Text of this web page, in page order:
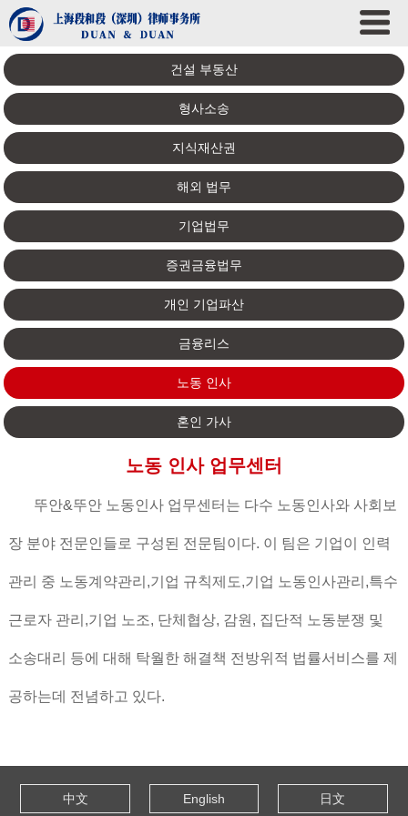
건설 부동산
형사소송
지식재산권
해외 법무
기업법무
증권금융법무
개인 기업파산
금융리스
노동 인사
혼인 가사
노동 인사 업무센터
뚜안&뚜안 노동인사 업무센터는 다수 노동인사와 사회보
장 분야 전문인들로 구성된 전문팀이다. 이 팀은 기업이 인력
관리 중 노동계약관리,기업 규칙제도,기업 노동인사관리,특수
근로자 관리,기업 노조, 단체협상, 감원, 집단적 노동분쟁 및
소송대리 등에 대해 탁월한 해결책 전방위적 법률서비스를 제
공하는데 전념하고 있다.
中文 English 日文